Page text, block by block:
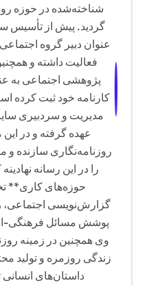
شناخته‌شده در حوزه
گردید. پیش از تأسیس
عنوان دبیر گروه
فعالیت داشته و
پژوهشی اجتماعی به
مدیریت و سردبیری
عهده گرفته و در
روزنامه‌نگاری سازنده و
را در این رسانه
حوزه‌های کاری**
گزارش‌نویسی اجتماعی،
پوشش مسائل فرهنگی-
وی همچنین در زمینه
زندگی روزمره و تولید
داستان‌های